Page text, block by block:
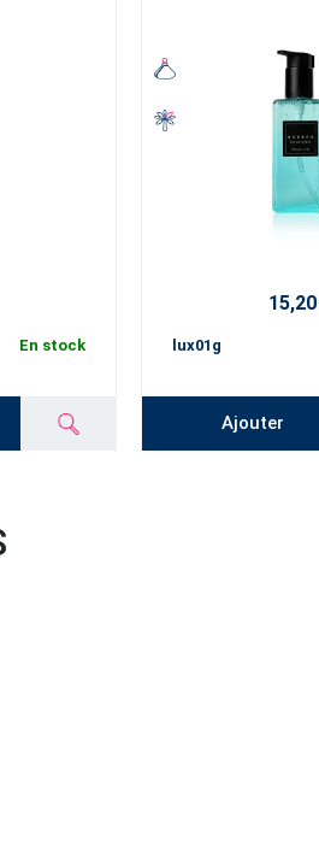
En stock lux01g
Ajouter